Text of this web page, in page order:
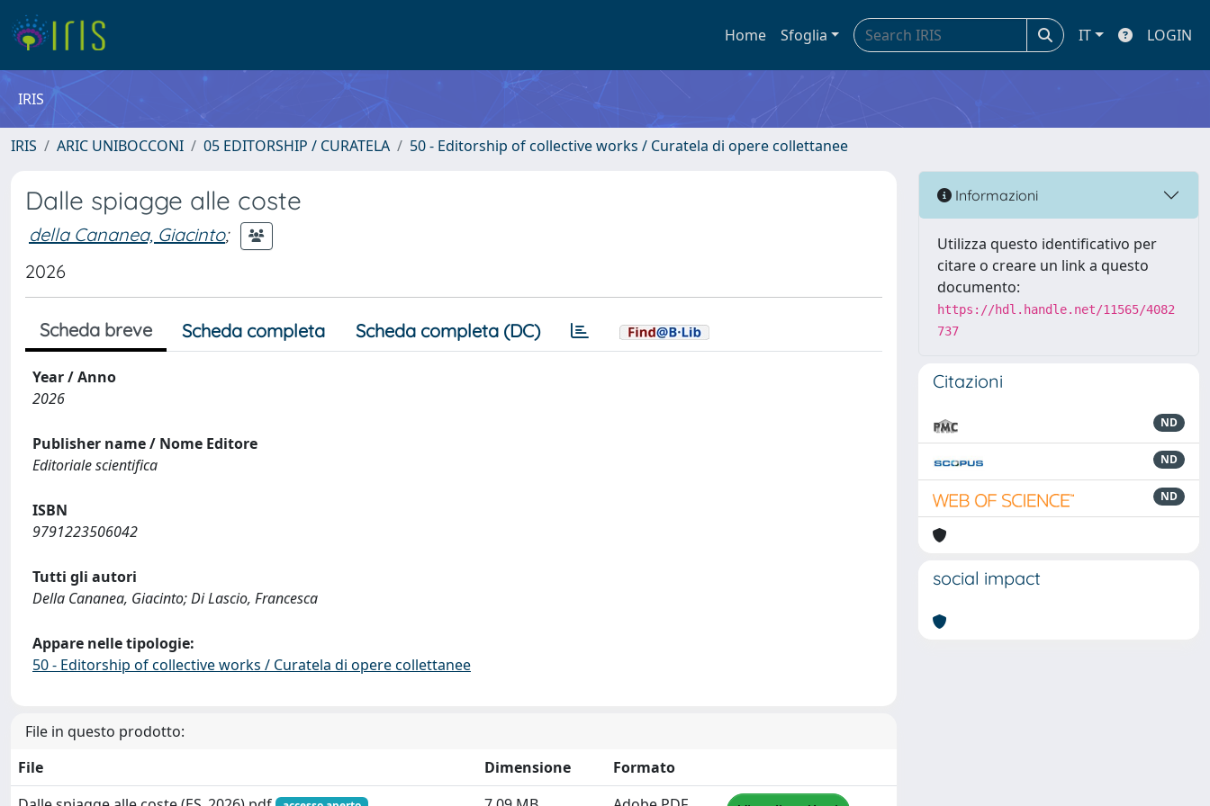
Home Sfoglia IT LOGIN
IRIS
IRIS ARIC UNIBOCCONI 05 EDITORSHIP / CURATELA 50 - Editorship of collective works / Curatela di opere collettanee
Dalle spiagge alle coste
della Cananea, Giacinto;
2026
Scheda breve Scheda completa Scheda completa (DC)
Year / Anno
2026
Publisher name / Nome Editore
Editoriale scientifica
ISBN
9791223506042
Tutti gli autori
Della Cananea, Giacinto; Di Lascio, Francesca
Appare nelle tipologie:
50 - Editorship of collective works / Curatela di opere collettanee
File in questo prodotto:
File
Dimensione
Formato
Informazioni
Utilizza questo identificativo per
citare o creare un link a questo
documento:
https://hdl.handle.net/11565/4082
737
Citazioni
ND
ND
ND
social impact